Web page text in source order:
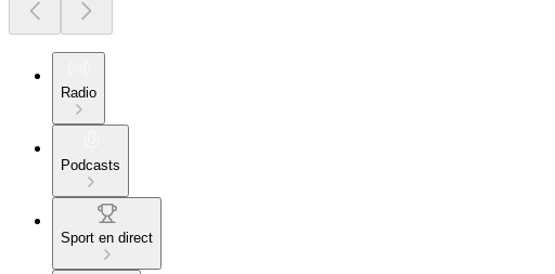
Radio
Podcasts
Sport en direct